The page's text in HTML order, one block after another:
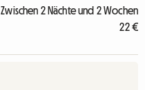
Zwischen 2 Nächte und 2 Wochen
22 €